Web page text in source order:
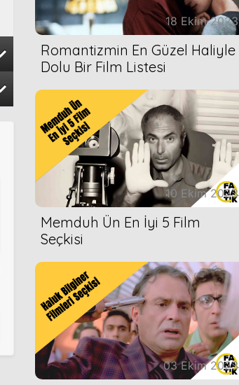
18 Ekim 2023
Romantizmin En Güzel Haliyle
Dolu Bir Film Listesi
10 Ekim 2023
Memduh Ün En İyi 5 Film
Seçkisi
03 Ekim 2023